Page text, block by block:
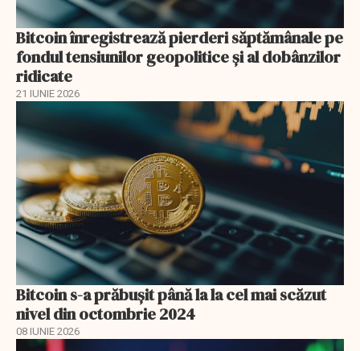
Bitcoin înregistrează pierderi săptămânale pe
fondul tensiunilor geopolitice și al dobânzilor
ridicate
21 IUNIE 2026
Bitcoin s-a prăbuşit până la la cel mai scăzut
nivel din octombrie 2024
08 IUNIE 2026